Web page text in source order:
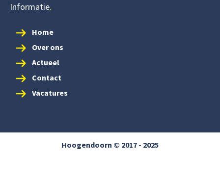
Informatie
Home
Over ons
Actueel
Contact
Vacatures
Hoogendoorn © 2017 - 2025